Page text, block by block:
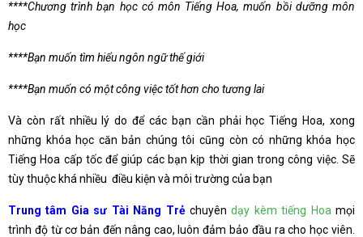
****Chương trình bạn học có môn Tiếng Hoa, muốn bồi dưỡng môn
học
****Bạn muốn tìm hiểu ngôn ngữ thế giới
****Bạn muốn có một công việc tốt hơn cho tương lai
Và còn rất nhiều lý do để các bạn cần phải học Tiếng Hoa, xong
những khóa học căn bản chúng tôi cũng còn có những khóa học
Tiếng Hoa cấp tốc để giúp các bạn kịp thời gian trong công việc. Sẽ
tùy thuộc khá nhiều điều kiện và môi trường của bạn
Trung tâm Gia sư Tài Năng Trẻchuyêndạy kèm tiếng Hoa mọi
trình độ từ cơ bản đến nâng cao, luôn đảm bảo đầu ra cho học viên.